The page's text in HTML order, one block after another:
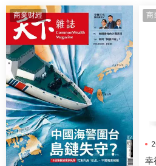
商業财經 商
幸